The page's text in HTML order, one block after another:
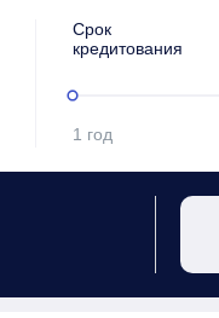
Срок
кредитования
1 год